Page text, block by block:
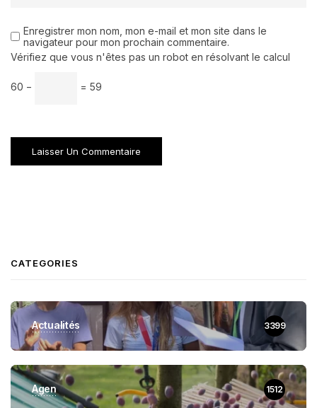
Enregistrer mon nom, mon e-mail et mon site dans le
navigateur pour mon prochain commentaire.
Vérifiez que vous n'êtes pas un robot en résolvant le calcul
60 − = 59
CATEGORIES
Actualités 3399
Agen 1512